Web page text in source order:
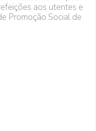
aos utentes e
Promoção Social de